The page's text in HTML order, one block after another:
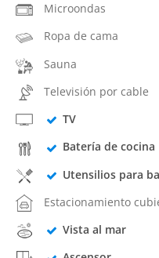
Microondas
Ropa de cama
Sauna
Televisión por cable
TV
Batería de cocina
Utensilios para
Estacionamiento
Vista al mar